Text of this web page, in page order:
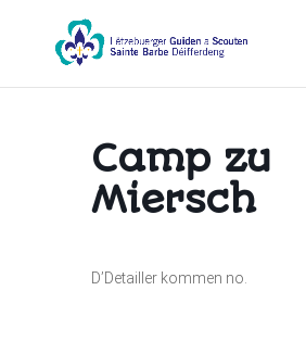
Camp zu
Miersch
D’Detailler kommen no.